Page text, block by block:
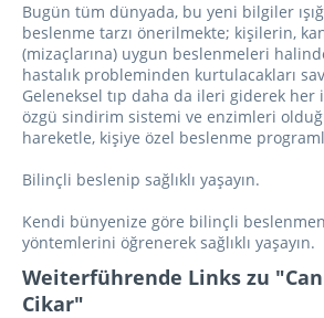
Bugün tüm dünyada, bu yeni bilgiler
beslenme tarzı önerilmekte; kişilerin,
(mizaçlarına) uygun beslenmeleri
hastalık probleminden kurtulacakları
Geleneksel tıp daha da ileri giderek her
özgü sindirim sistemi ve enzimleri
hareketle, kişiye özel beslenme
Bilinçli beslenip sağlıklı yaşayın.
Kendi bünyenize göre bilinçli
yöntemlerini öğrenerek sağlıklı yaşayın.
Weiterführende Links zu "Can
Cikar"